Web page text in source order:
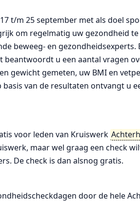
t/m 25 september met als doel
om regelmatig uw gezondheid
beweeg- en gezondheidsexperts.
u een aantal vragen
gewicht gemeten, uw BMI en
van de resultaten ontvangt u
voor leden van Kruiswerk
maar wel graag een check
De check is dan alsnog gratis.
door de hele